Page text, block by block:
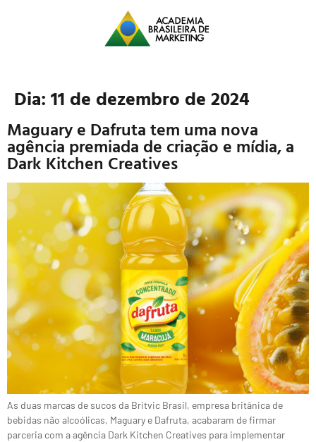
Dia: 11 de dezembro de 2024
Maguary e Dafruta tem uma nova
agência premiada de criação e mídia, a
Dark Kitchen Creatives
As duas marcas de sucos da Britvic Brasil, empresa britânica de
bebidas não alcoólicas, Maguary e Dafruta, acabaram de firmar
parceria com a agência Dark Kitchen Creatives para implementar